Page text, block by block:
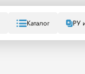
Каталог РУ